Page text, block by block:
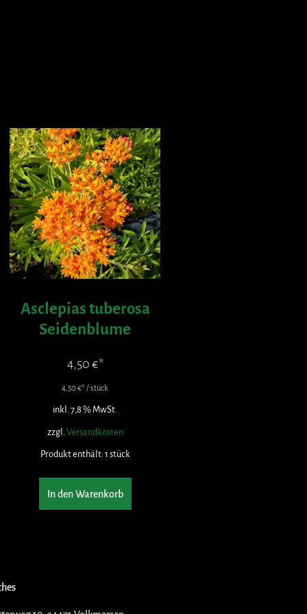
Asclepias tuberosa
Seidenblume
4,50 €
4,50€ /stück
inkl. 7,8 % MwSt.
zzgl. Versandkosten
Produkt enthält: 1 stück
In den Warenkorb